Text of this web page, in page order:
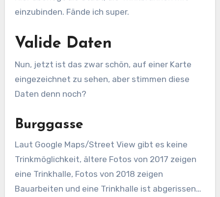
einzubinden. Fände ich super.
Valide Daten
Nun, jetzt ist das zwar schön, auf einer Karte
eingezeichnet zu sehen, aber stimmen diese
Daten denn noch?
Burggasse
Laut Google Maps/Street View gibt es keine
Trinkmöglichkeit, ältere Fotos von 2017 zeigen
eine Trinkhalle, Fotos von 2018 zeigen
Bauarbeiten und eine Trinkhalle ist abgerissen…